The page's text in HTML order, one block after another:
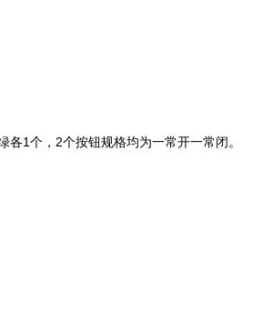
220V红绿各1个，2个按钮规格均